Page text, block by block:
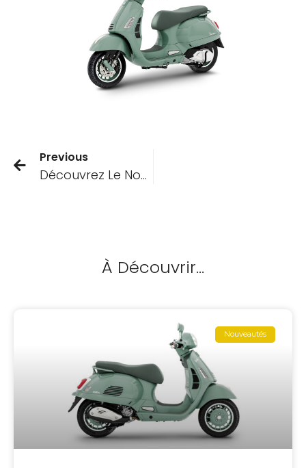
Previous
Découvrez Le Nouveau Scooter Électrique Segway E300SE Équivalent 125cc Par Excellence
À Découvrir...
Nouveautés